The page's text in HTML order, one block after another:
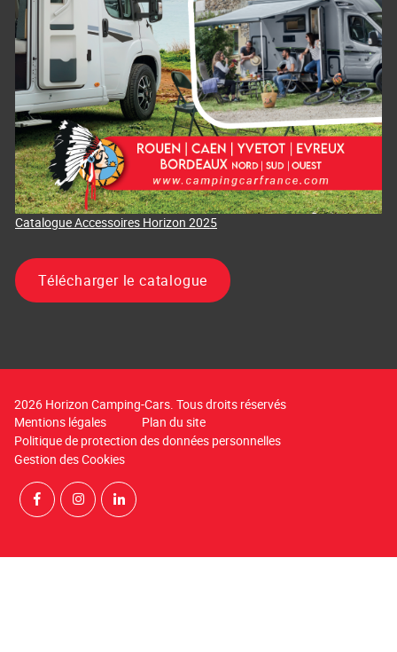
Catalogue Accessoires Horizon 2025
Télécharger le catalogue
2026 Horizon Camping-Cars. Tous droits réservés
Mentions légales
Plan du site
Politique de protection des données personnelles
Gestion des Cookies